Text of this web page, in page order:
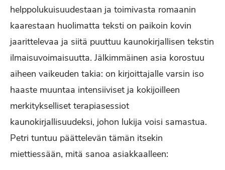
helppolukuisuudestaan ja toimivasta romaanin
kaarestaan huolimatta teksti on paikoin kovin
jaarittelevaa ja siitä puuttuu kaunokirjallisen tekstin
ilmaisuvoimaisuutta. Jälkimmäinen asia korostuu
aiheen vaikeuden takia: on kirjoittajalle varsin iso
haaste muuntaa intensiiviset ja kokijoilleen
merkitykselliset terapiasessiot
kaunokirjallisuudeksi, johon lukija voisi samastua.
Petri tuntuu päättelevän tämän itsekin
miettiessään, mitä sanoa asiakkaalleen: